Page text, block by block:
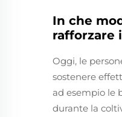
In che
rafforzare
Oggi, le
sostenere
ad esempio le
durante la